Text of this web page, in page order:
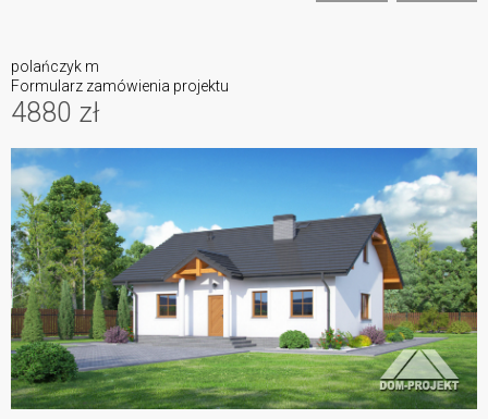
4880 zł
polańczyk m
Formularz zamówienia projektu